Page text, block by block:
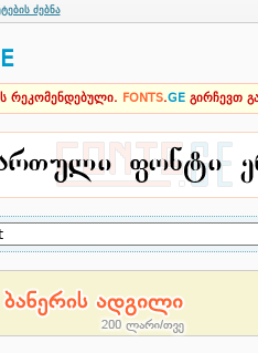
ძებნა
რეკომენდებული. FONTS.GE გირჩევთ